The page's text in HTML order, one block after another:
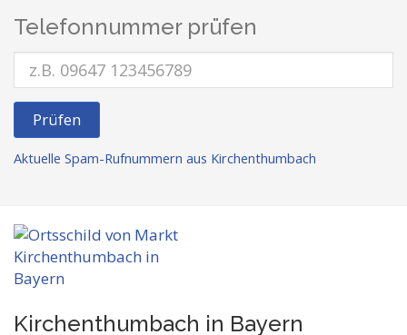
Telefonnummer prüfen
Prüfen
Aktuelle Spam-Rufnummern aus Kirchenthumbach
Kirchenthumbach in Bayern